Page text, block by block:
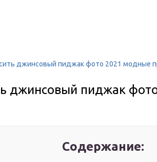
джинсовый пиджак фото 2021 модные
джинсовый пиджак
Содержание: